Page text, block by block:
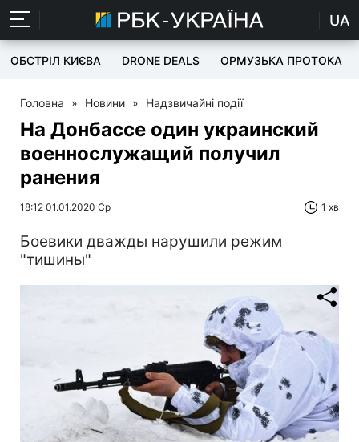
UA
ОБСТРІЛ КИЄВА DRONE DEALS ОРМУЗЬКА ПРОТОКА
Головна » Новини » Надзвичайні події
На Донбассе один украинский
военнослужащий получил
ранения
18:12 01.01.2020 Ср 1 хв
Боевики дважды нарушили режим
"тишины"